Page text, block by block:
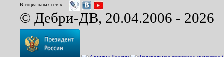
В социальных сетях:
© Дебри-ДВ, 20.04.2006 - 2026